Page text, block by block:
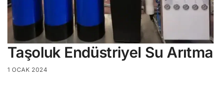
Taşoluk Endüstriyel Su Arıtma
1 OCAK 2024